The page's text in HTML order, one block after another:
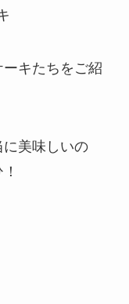
キたちをご紹
美味しいの